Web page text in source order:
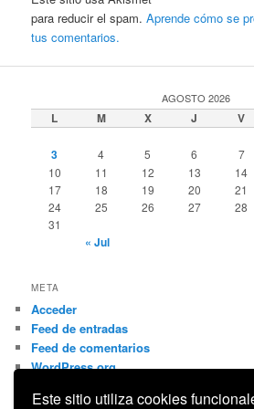
Este sitio utiliza cookies
para reducir el spam.Aprende cómo se
tus comentarios.
AGOSTO 2026
L M X J V
3 4 5 6 7
10
11 12 13 14
17
18 19 20 21
24
25 26 27 28
31
« Jul
META
Acceder
Feed de entradas
Feed de comentarios
WordPress.org